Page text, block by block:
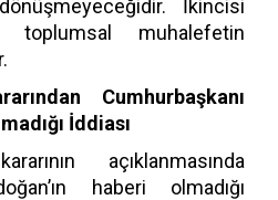
İkincisi
muhalefetin
Cumhurbaşkanı
İddiası
açıklanmasında
haberi olmadığı